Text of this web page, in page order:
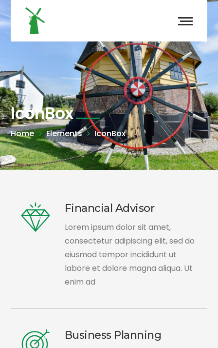
IconBox
Home Elements IconBox
Financial Advisor
Lorem ipsum dolor sit amet,
consectetur adipiscing elit, sed do
eiusmod tempor incididunt ut
labore et dolore magna aliqua. Ut
enim ad
Business Planning